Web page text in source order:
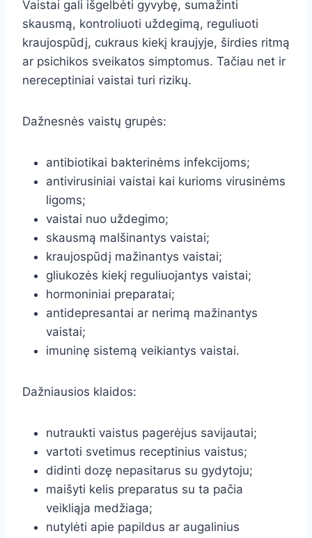
Vaistai gali išgelbėti gyvybę, sumažinti
skausmą, kontroliuoti uždegimą, reguliuoti
kraujospūdį, cukraus kiekį kraujyje, širdies ritmą
ar psichikos sveikatos simptomus. Tačiau net ir
nereceptiniai vaistai turi rizikų.
Dažnesnės vaistų grupės:
antibiotikai bakterinėms infekcijoms;
antivirusiniai vaistai kai kurioms virusinėms
ligoms;
vaistai nuo uždegimo;
skausmą malšinantys vaistai;
kraujospūdį mažinantys vaistai;
gliukozės kiekį reguliuojantys vaistai;
hormoniniai preparatai;
antidepresantai ar nerimą mažinantys
vaistai;
imuninę sistemą veikiantys vaistai.
Dažniausios klaidos:
nutraukti vaistus pagerėjus savijautai;
vartoti svetimus receptinius vaistus;
didinti dozę nepasitarus su gydytoju;
maišyti kelis preparatus su ta pačia
veikliąja medžiaga;
nutylėti apie papildus ar augalinius